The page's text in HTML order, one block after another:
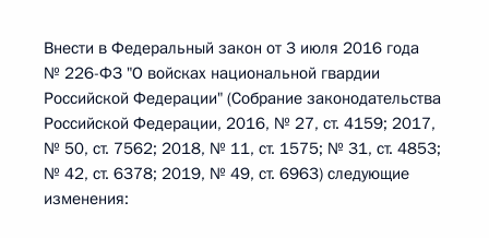
Внести в Федеральный закон от 3 июля 2016 года
№ 226-ФЗ "О войсках национальной гвардии
Российской Федерации" (Собрание законодательства
Российской Федерации, 2016, № 27, ст. 4159; 2017,
№ 50, ст. 7562; 2018, № 11, ст. 1575; № 31, ст. 4853;
№ 42, ст. 6378; 2019, № 49, ст. 6963) следующие
изменения: